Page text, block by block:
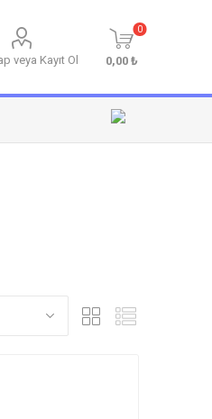
veya Kayıt Ol
0
0,00 ₺